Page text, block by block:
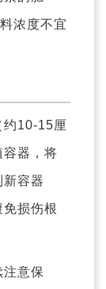
浓度不宜
10-15厘
器，将
容器
损伤根
意保